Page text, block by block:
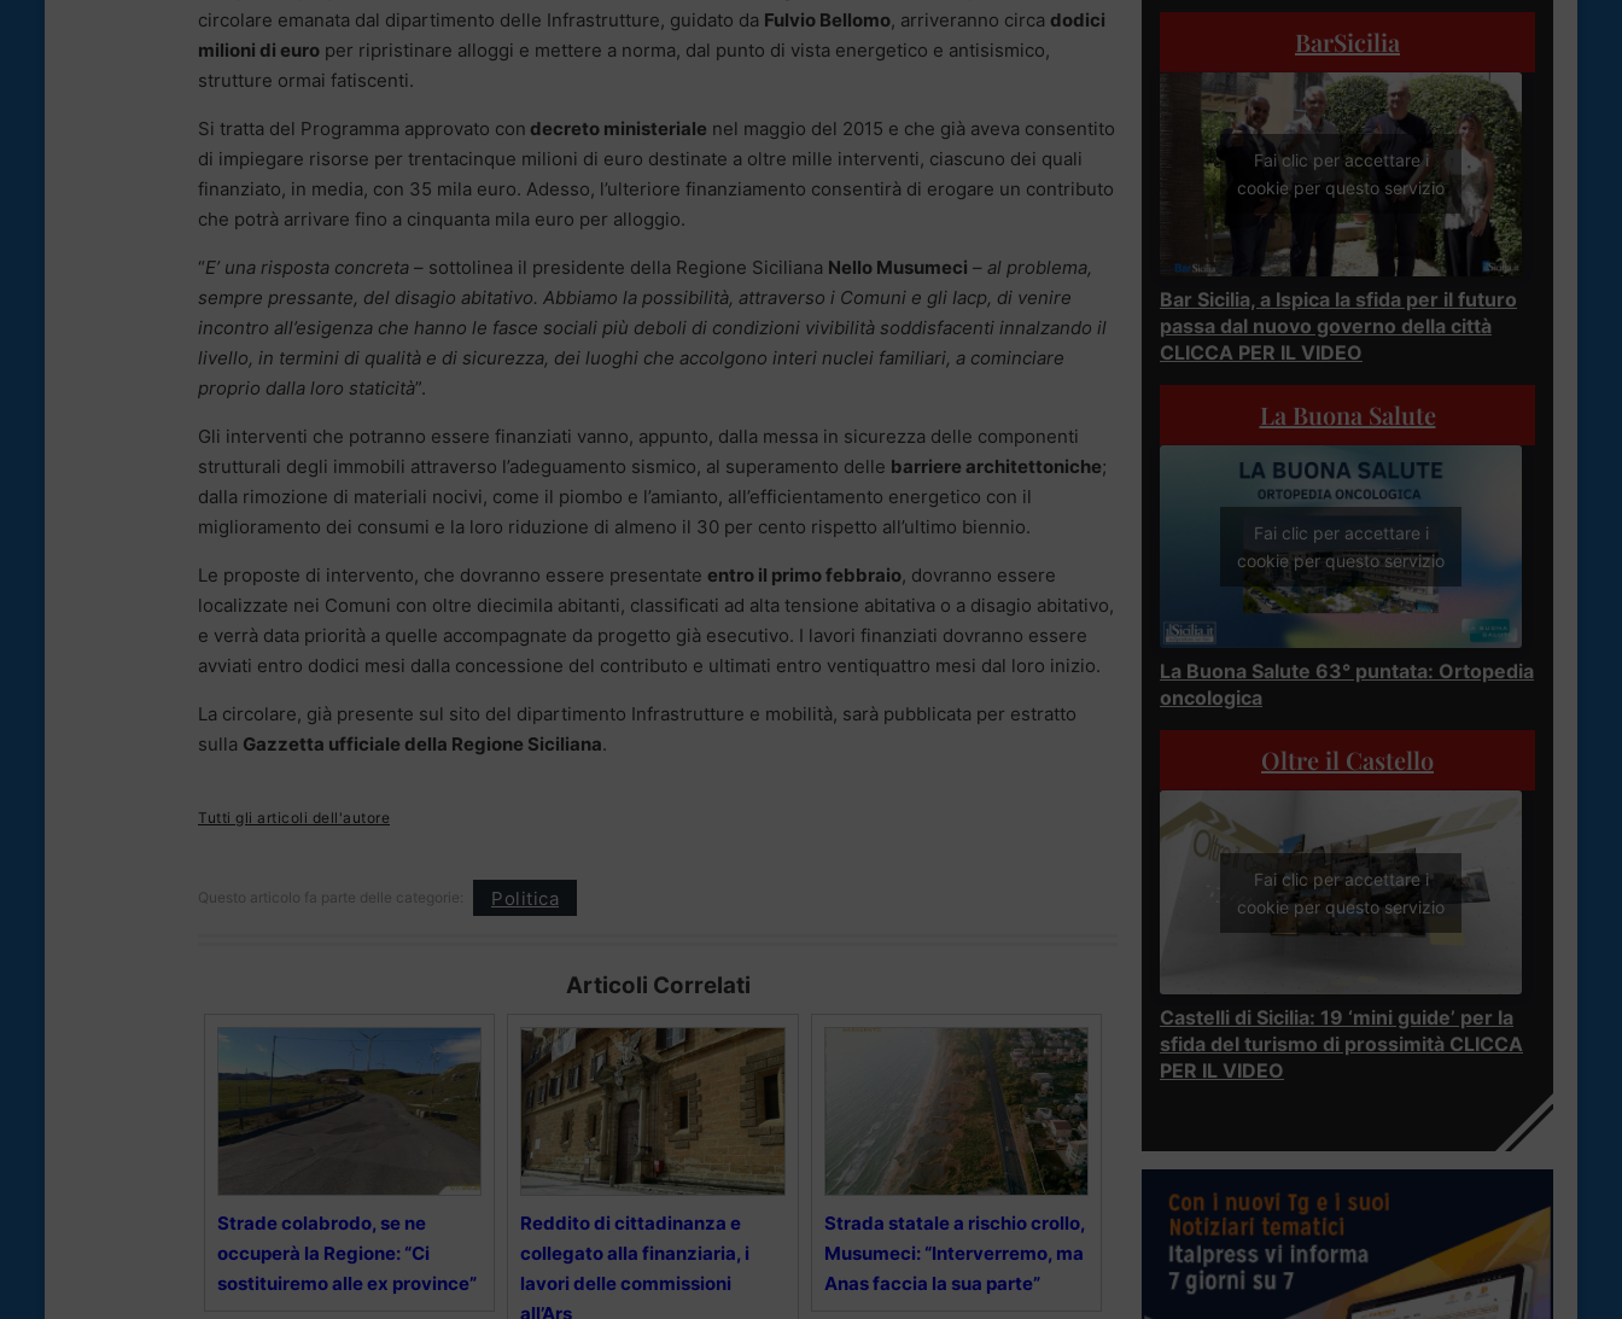
circolare emanata dal dipartimento delle Infrastrutture, guidato da Fulvio Bellomo, arriveranno circa dodici
milioni di euro per ripristinare alloggi e mettere a norma, dal punto di vista energetico e antisismico,
strutture ormai fatiscenti.
Si tratta del Programma approvato con decreto ministeriale nel maggio del 2015 e che già aveva consentito
di impiegare risorse per trentacinque milioni di euro destinate a oltre mille interventi, ciascuno dei quali
finanziato, in media, con 35 mila euro. Adesso, l’ulteriore finanziamento consentirà di erogare un contributo
che potrà arrivare fino a cinquanta mila euro per alloggio.
“E’ una risposta concreta – sottolinea il presidente della Regione Siciliana Nello Musumeci – al problema,
sempre pressante, del disagio abitativo. Abbiamo la possibilità, attraverso i Comuni e gli Iacp, di venire
incontro all’esigenza che hanno le fasce sociali più deboli di condizioni vivibilità soddisfacenti innalzando il
livello, in termini di qualità e di sicurezza, dei luoghi che accolgono interi nuclei familiari, a cominciare
proprio dalla loro staticità”.
Gli interventi che potranno essere finanziati vanno, appunto, dalla messa in sicurezza delle componenti
strutturali degli immobili attraverso l’adeguamento sismico, al superamento delle barriere architettoniche;
dalla rimozione di materiali nocivi, come il piombo e l’amianto, all’efficientamento energetico con il
miglioramento dei consumi e la loro riduzione di almeno il 30 per cento rispetto all’ultimo biennio.
Le proposte di intervento, che dovranno essere presentate entro il primo febbraio, dovranno essere
localizzate nei Comuni con oltre diecimila abitanti, classificati ad alta tensione abitativa o a disagio abitativo,
e verrà data priorità a quelle accompagnate da progetto già esecutivo. I lavori finanziati dovranno essere
avviati entro dodici mesi dalla concessione del contributo e ultimati entro ventiquattro mesi dal loro inizio.
La circolare, già presente sul sito del dipartimento Infrastrutture e mobilità, sarà pubblicata per estratto
sulla Gazzetta ufficiale della Regione Siciliana.
Tutti gli articoli dell'autore
Questo articolo fa parte delle categorie: Politica
Articoli Correlati
Strade colabrodo, se ne
occuperà la Regione: “Ci
sostituiremo alle ex province”
Reddito di cittadinanza e
collegato alla finanziaria, i
lavori delle commissioni
all’Ars
Strada statale a rischio crollo,
Musumeci: “Interverremo, ma
Anas faccia la sua parte”
BarSicilia
Fai clic per accettare i
cookie per questo servizio
Bar Sicilia, a Ispica la sfida per il futuro
passa dal nuovo governo della città
CLICCA PER IL VIDEO
La Buona Salute
Fai clic per accettare i
cookie per questo servizio
La Buona Salute 63° puntata: Ortopedia
oncologica
Oltre il Castello
Fai clic per accettare i
cookie per questo servizio
Castelli di Sicilia: 19 ‘mini guide’ per la
sfida del turismo di prossimità CLICCA
PER IL VIDEO